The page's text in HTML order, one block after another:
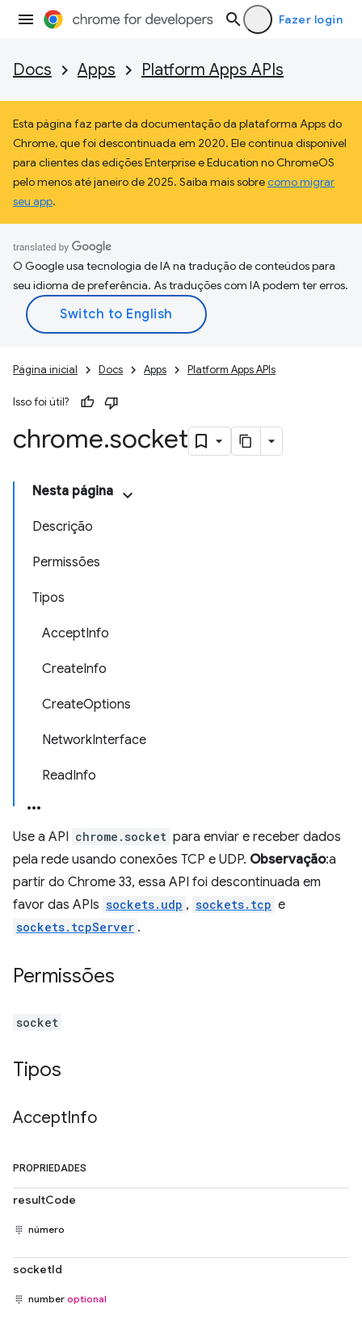
Fazer login
Docs Apps Platform Apps APIs
Esta página faz parte da documentação da plataforma Apps do
Chrome, que foi descontinuada em 2020. Ele continua disponível
para clientes das edições Enterprise e Education no ChromeOS
pelo menos até janeiro de 2025. Saiba mais sobrecomo migrar
seu app.
O Google usa tecnologia de IA na tradução de conteúdos para
seu idioma de preferência. As traduções com IA podem ter erros.
Página inicial Docs Apps Platform Apps APIs
Isso foi útil?
chrome.socket
Nesta página
Descrição
Permissões
Tipos
AcceptInfo
CreateInfo
CreateOptions
NetworkInterface
ReadInfo
Use a API chrome.socket para enviar e receber dados
pela rede usando conexões TCP e UDP. Observação:a
partir do Chrome 33, essa API foi descontinuada em
favor das APIs sockets.udp , sockets.tcp e
sockets.tcpServer .
Permissões
socket
Tipos
AcceptInfo
PROPRIEDADES
resultCode
número
socketId
number optional